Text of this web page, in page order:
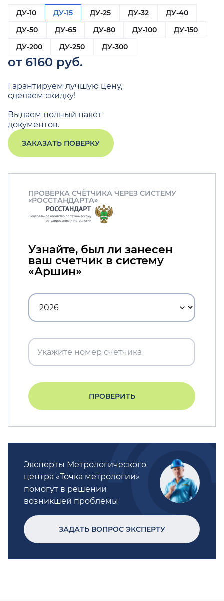
ДУ-10
ДУ-15 ДУ-25 ДУ-32
ДУ-40
ДУ-50
ДУ-65 ДУ-80 ДУ-100
ДУ-150
ДУ-200
ДУ-250 ДУ-300
от 6160 руб.
Гарантируем лучшую цену,
сделаем скидку!
Выдаем полный пакет
документов.
ЗАКАЗАТЬ ПОВЕРКУ
ПРОВЕРКА СЧЁТЧИКА ЧЕРЕЗ СИСТЕМУ
«РОССТАНДАРТА»
Узнайте, был ли занесен
ваш счетчик в систему
«Аршин»
ПРОВЕРИТЬ
Эксперты Метрологического
центра «Точка метрологии»
помогут в решении
возникшей проблемы
ЗАДАТЬ ВОПРОС ЭКСПЕРТУ